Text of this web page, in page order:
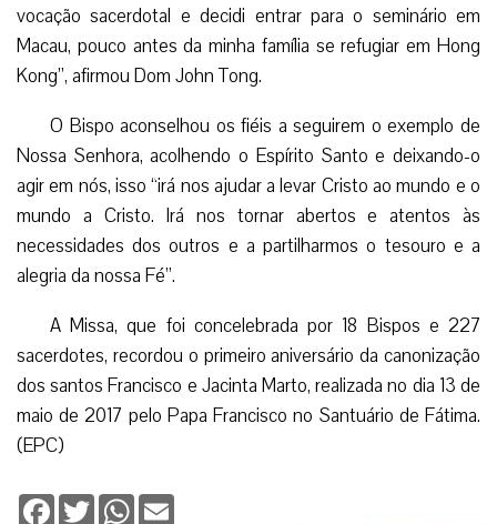
vocação sacerdotal e decidi entrar para o seminário em
Macau, pouco antes da minha família se refugiar em Hong
Kong”, afirmou Dom John Tong.
O Bispo aconselhou os fiéis a seguirem o exemplo de
Nossa Senhora, acolhendo o Espírito Santo e deixando-o
agir em nós, isso “irá nos ajudar a levar Cristo ao mundo e o
mundo a Cristo. Irá nos tornar abertos e atentos às
necessidades dos outros e a partilharmos o tesouro e a
alegria da nossa Fé”.
A Missa, que foi concelebrada por 18 Bispos e 227
sacerdotes, recordou o primeiro aniversário da canonização
dos santos Francisco e Jacinta Marto, realizada no dia 13 de
maio de 2017 pelo Papa Francisco no Santuário de Fátima.
(EPC)
Facebook
TwitterWhatsApp